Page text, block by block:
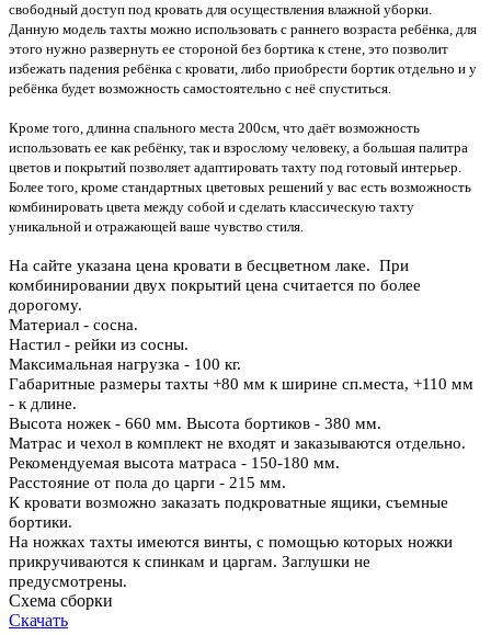
свободный доступ под кровать для осуществления влажной уборки.
Данную модель тахты можно использовать с раннего возраста ребёнка, для
этого нужно развернуть ее стороной без бортика к стене, это позволит
избежать падения ребёнка с кровати, либо приобрести бортик отдельно и у
ребёнка будет возможность самостоятельно с неё спуститься.
Кроме того, длинна спального места 200см, что даёт возможность
использовать ее как ребёнку, так и взрослому человеку, а большая палитра
цветов и покрытий позволяет адаптировать тахту под готовый интерьер.
Более того, кроме стандартных цветовых решений у вас есть возможность
комбинировать цвета между собой и сделать классическую тахту
уникальной и отражающей ваше чувство стиля.
На сайте указана цена кровати в бесцветном лаке. При
комбинировании двух покрытий цена считается по более
дорогому.
Материал - сосна.
Настил - рейки из сосны.
Максимальная нагрузка - 100 кг.
Габаритные размеры тахты +80 мм к ширине сп.места, +110 мм
- к длине.
Высота ножек - 660 мм. Высота бортиков - 380 мм.
Матрас и чехол в комплект не входят и заказываются отдельно.
Рекомендуемая высота матраса - 150-180 мм.
Расстояние от пола до царги - 215 мм.
К кровати возможно заказать подкроватные ящики, съемные
бортики.
На ножках тахты имеются винты, с помощью которых ножки
прикручиваются к спинкам и царгам. Заглушки не
предусмотрены.
Схема сборки
Скачать